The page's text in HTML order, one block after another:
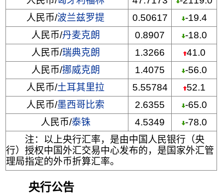
人民币/波兰兹罗提 0.50617
-19.4
人民币/丹麦克朗 0.8907
-18.0
人民币/瑞典克朗 1.3266
41.0
人民币/挪威克朗 1.4075
-56.0
人民币/土耳其里拉 5.55784
52.1
人民币/墨西哥比索 2.6355
-65.0
人民币/泰铢 4.5349
-78.0
注：以上央行汇率，是由中国人民银行（央
行）授权中国外汇交易中心发布的，是国家外汇管
理局指定的外币折算汇率。
央行公告